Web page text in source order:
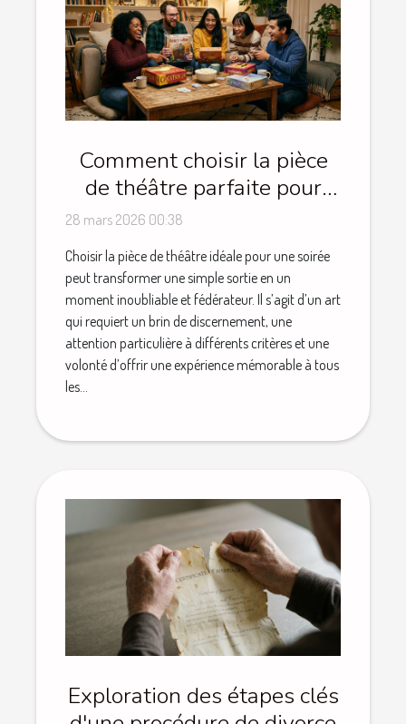
Comment choisir la pièce
de théâtre parfaite pour
une soirée réussie ?
28 mars 2026 00:38
Choisir la pièce de théâtre idéale pour une soirée
peut transformer une simple sortie en un
moment inoubliable et fédérateur. Il s’agit d’un art
qui requiert un brin de discernement, une
attention particulière à différents critères et une
volonté d’offrir une expérience mémorable à tous
les...
Exploration des étapes clés